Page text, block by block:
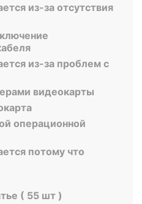
из-за отсутствия
из-за проблем с
видеокарты
операционной
потому что
( 55 шт )